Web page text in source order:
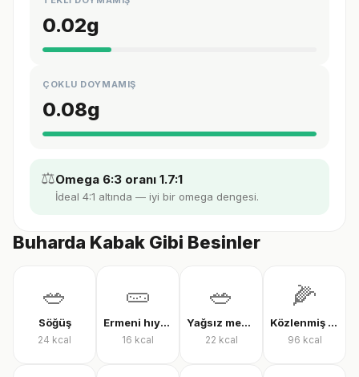
0.02g
ÇOKLU DOYMAMIŞ
0.08g
⚖️Omega 6:3 oranı 1.7:1
İdeal 4:1 altında — iyi bir omega dengesi.
Buharda Kabak Gibi Besinler
🥗
Söğüş
24 kcal
🥒
Ermeni hıyarı
16 kcal
🥗
Yağsız mevsim salatası
22 kcal
🌽
Közlenmiş mısır
96 kcal